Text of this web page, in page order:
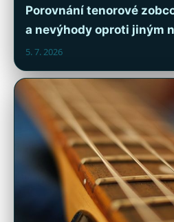
Porovnání tenorové
a nevýhody oproti jiným
5. 7. 2026